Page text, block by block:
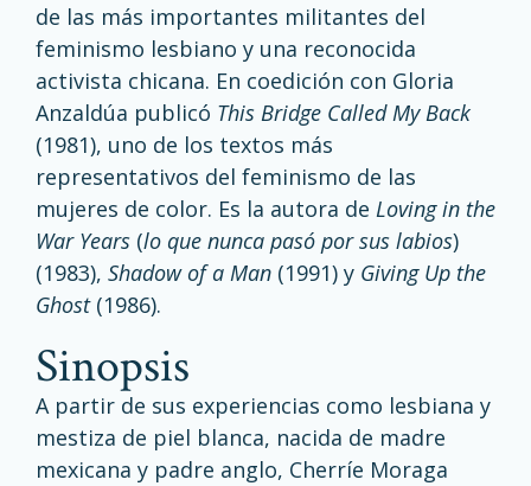
de las más importantes militantes del
feminismo lesbiano y una reconocida
activista chicana. En coedición con Gloria
Anzaldúa publicó This Bridge Called My Back
(1981), uno de los textos más
representativos del feminismo de las
mujeres de color. Es la autora de Loving in the
War Years (lo que nunca pasó por sus labios)
(1983), Shadow of a Man (1991) y Giving Up the
Ghost(1986).
sinopsis
A partir de sus experiencias como lesbiana y
mestiza de piel blanca, nacida de madre
mexicana y padre anglo, Cherríe Moraga